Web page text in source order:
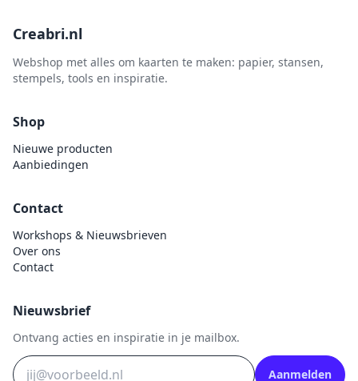
Creabri.nl
Webshop met alles om kaarten te maken: papier, stansen,
stempels, tools en inspiratie.
Shop
Nieuwe producten
Aanbiedingen
Contact
Workshops & Nieuwsbrieven
Over ons
Contact
Nieuwsbrief
Ontvang acties en inspiratie in je mailbox.
Aanmelden